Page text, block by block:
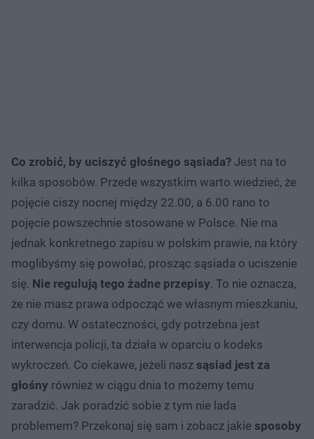
Co zrobić, by uciszyć głośnego sąsiada? Jest na to
kilka sposobów. Przede wszystkim warto wiedzieć, że
pojęcie ciszy nocnej między 22.00, a 6.00 rano to
pojęcie powszechnie stosowane w Polsce. Nie ma
jednak konkretnego zapisu w polskim prawie, na który
moglibyśmy się powołać, prosząc sąsiada o uciszenie
się. Nie regulują tego żadne przepisy. To nie oznacza,
że nie masz prawa odpocząć we własnym mieszkaniu,
czy domu. W ostateczności, gdy potrzebna jest
interwencja policji, ta działa w oparciu o kodeks
wykroczeń. Co ciekawe, jeżeli nasz sąsiad jest za
głośny również w ciągu dnia to możemy temu
zaradzić. Jak poradzić sobie z tym nie lada
problemem? Przekonaj się sam i zobacz jakie sposoby